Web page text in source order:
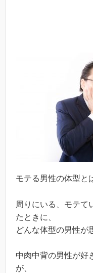
モテる男性の体型と
周りにいる、モテて
たときに、
どんな体型の男性が
中肉中背の男性が好
が、